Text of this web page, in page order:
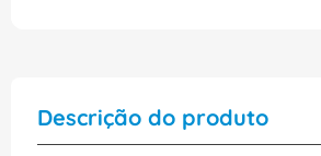
Descrição do produto